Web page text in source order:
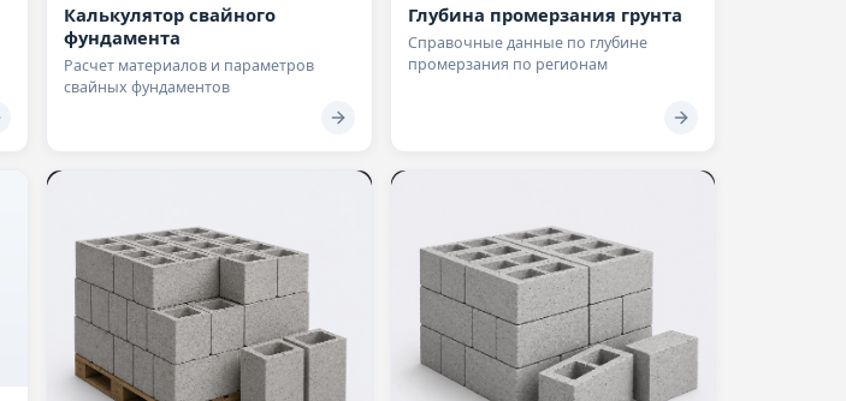
Калькулятор свайного
фундамента
Расчет материалов и параметров
свайных фундаментов
Глубина промерзания грунта
Справочные данные по глубине
промерзания по регионам